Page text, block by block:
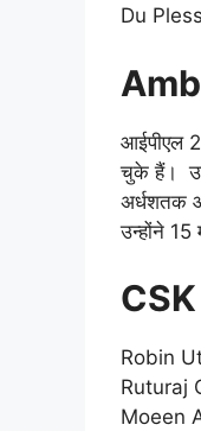
Du
आईपीएल
चुके हैं।
अर्धशतक
उन्होंने
Robin
Ruturaj
Moeen